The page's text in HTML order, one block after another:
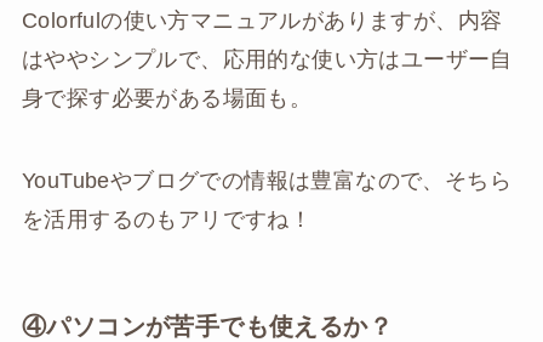
Colorfulの使い方マニュアルがありますが、内容
はややシンプルで、応用的な使い方はユーザー自
身で探す必要がある場面も。
YouTubeやブログでの情報は豊富なので、そちら
を活用するのもアリですね！
④パソコンが苦手でも使えるか？